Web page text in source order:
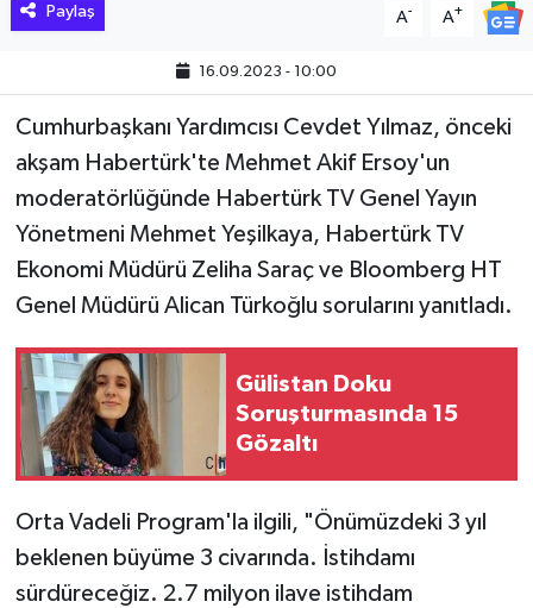
Paylaş A- A+
16.09.2023 - 10:00
Cumhurbaşkanı Yardımcısı Cevdet Yılmaz, önceki
akşam Habertürk'te Mehmet Akif Ersoy'un
moderatörlüğünde Habertürk TV Genel Yayın
Yönetmeni Mehmet Yeşilkaya, Habertürk TV
Ekonomi Müdürü Zeliha Saraç ve Bloomberg HT
Genel Müdürü Alican Türkoğlu sorularını yanıtladı.
Gülistan Doku
Soruşturmasında 15
Gözaltı
Orta Vadeli Program'la ilgili, "Önümüzdeki 3 yıl
beklenen büyüme 3 civarında. İstihdamı
sürdüreceğiz. 2.7 milyon ilave istihdam
MAGAZİN
POLİTİKA
REKLAM
SİYASET
SPOR
TARİH
YAŞAM